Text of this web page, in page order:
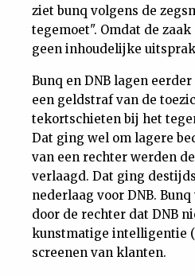
ziet bunq volgens de
tegemoet". Omdat de
geen inhoudelijke
Bunq en DNB lagen
een geldstraf van de
tekortschieten bij het
Dat ging wel om lagere
van een rechter werden
verlaagd. Dat ging
nederlaag voor DNB.
door de rechter dat DNB
kunstmatige intelligentie
screenen van klanten.